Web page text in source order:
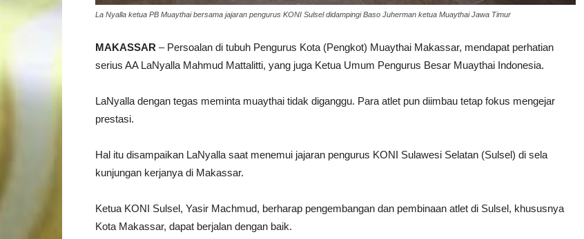
La Nyalla ketua PB Muaythai bersama jajaran pengurus KONI Sulsel didampingi Baso Juherman ketua Muaythai Jawa Timur
MAKASSAR – Persoalan di tubuh Pengurus Kota (Pengkot) Muaythai Makassar, mendapat perhatian
serius AA LaNyalla Mahmud Mattalitti, yang juga Ketua Umum Pengurus Besar Muaythai Indonesia.
LaNyalla dengan tegas meminta muaythai tidak diganggu. Para atlet pun diimbau tetap fokus mengejar
prestasi.
Hal itu disampaikan LaNyalla saat menemui jajaran pengurus KONI Sulawesi Selatan (Sulsel) di sela
kunjungan kerjanya di Makassar.
Ketua KONI Sulsel, Yasir Machmud, berharap pengembangan dan pembinaan atlet di Sulsel, khususnya
Kota Makassar, dapat berjalan dengan baik.